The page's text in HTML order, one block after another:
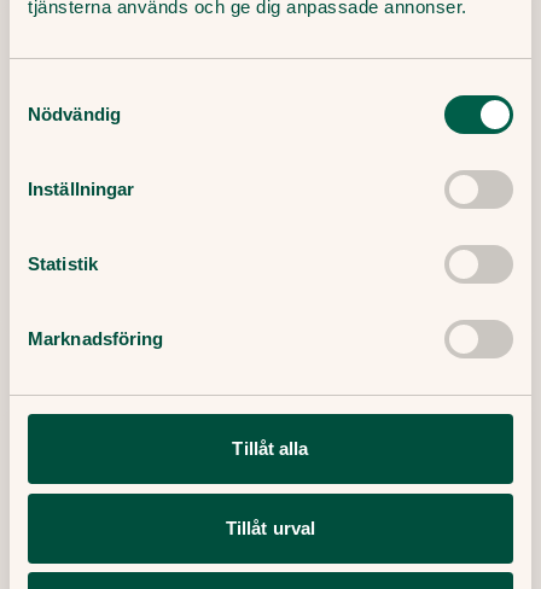
tjänsterna används och ge dig anpassade annonser.
Nödvändig
Inställningar
Statistik
Marknadsföring
Tillåt alla
Tillåt urval
Redaktör:
Granskare:
Senaste artiklar
Här finner du våra artiklar där vi skriver om det
senaste inom sjukvård, hälsa och medicin.